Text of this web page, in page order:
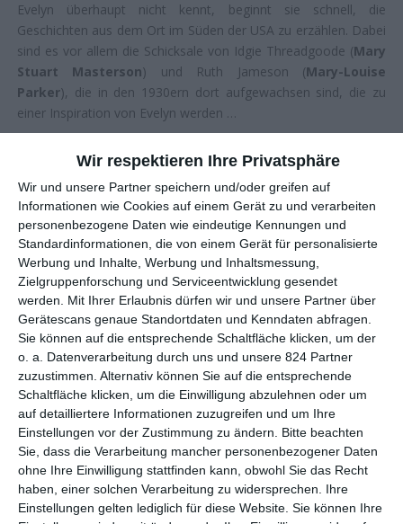
Wir respektieren Ihre Privatsphäre
Wir und unsere Partner speichern und/oder greifen auf
Informationen wie Cookies auf einem Gerät zu und verarbeiten
personenbezogene Daten wie eindeutige Kennungen und
Standardinformationen, die von einem Gerät für personalisierte
Werbung und Inhalte, Werbung und Inhaltsmessung,
Zielgruppenforschung und Serviceentwicklung gesendet
werden.
Mit Ihrer Erlaubnis dürfen wir und unsere Partner über
Gerätescans genaue Standortdaten und Kenndaten abfragen.
Sie können auf die entsprechende Schaltfläche klicken, um der
o. a. Datenverarbeitung durch uns und unsere 824 Partner
zuzustimmen. Alternativ können Sie auf die entsprechende
Schaltfläche klicken, um die Einwilligung abzulehnen oder um
auf detailliertere Informationen zuzugreifen und um Ihre
Einstellungen vor der Zustimmung zu ändern.
Bitte beachten
Sie, dass die Verarbeitung mancher personenbezogener Daten
ohne Ihre Einwilligung stattfinden kann, obwohl Sie das Recht
haben, einer solchen Verarbeitung zu widersprechen. Ihre
Einstellungen gelten lediglich für diese Website. Sie können Ihre
Evelyn überhaupt nicht kennt, beginnt sie schnell, die
Geschichten aus dem Ort im Süden der USA zu erzählen. Dabei
sind es vor allem die Schicksale von Idgie Threadgoode (Mary
Stuart Masterson) und Ruth Jameson (Mary-Louise
Parker), die in den 1930ern dort aufgewachsen sind, die zu
einer Inspiration von Evelyn werden …
FRÜHE UND SPÄTE EMANZIPATION
In den letzten Jahren wurde im Rahmen der #MeToo-
Bewegung viel über die allgemeine Rolle der Frau gesprochen.
Es ging nicht allein darum, nicht weiter missbraucht und
ausgenutzt zu werden, sondern um Themen wie
Selbstbestimmung und Selbstverwirklichung. Das wirkt sich
auch auf die Filmlandschaft aus, bei der immer mehr starke
Frauen selbst entscheiden dürfen, wer sie sein wollen. Dabei
gab es solche Filme natürlich vorher schon. Einer der
bekannteren istGrüne Tomaten, der 1991 zu einem größeren
Kassenerfolg wurde und für zwei Oscars im Rennen war. Nun
kommt er drei Jahrzehnte später erneut ins Kino im Rahmen
der „Best of Cinema“-Reihe, bei der regelmäßig Klassiker
gezeigt werden – allerdings immer nur einen Tag lang. Da
muss man sich also schon etwas beeilen, wenn man ihn auf
der großen Leinwand sehen mag.